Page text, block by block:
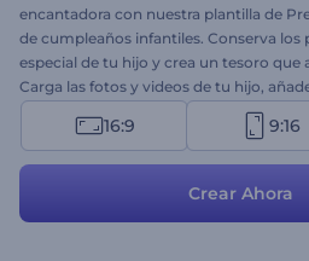
encantadora con nuestra plantilla de
de cumpleaños infantiles. Conserva los
especial de tu hijo y crea un tesoro que
Carga las fotos y videos de tu hijo,
observa cómo los recuerdos cobran
música alegre y colores vibrantes. Es
la misma fiesta de cumpleaños:
16:9 9:16
Crear Ahora